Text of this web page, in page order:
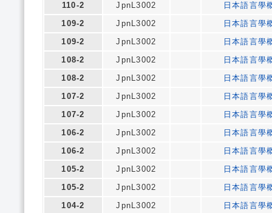
110-2
JpnL3002
日本語言學
109-2
JpnL3002
日本語言學
109-2
JpnL3002
日本語言學
108-2
JpnL3002
日本語言學
108-2
JpnL3002
日本語言學
107-2
JpnL3002
日本語言學
107-2
JpnL3002
日本語言學
106-2
JpnL3002
日本語言學
106-2
JpnL3002
日本語言學
105-2
JpnL3002
日本語言學
105-2
JpnL3002
日本語言學
104-2
JpnL3002
日本語言學